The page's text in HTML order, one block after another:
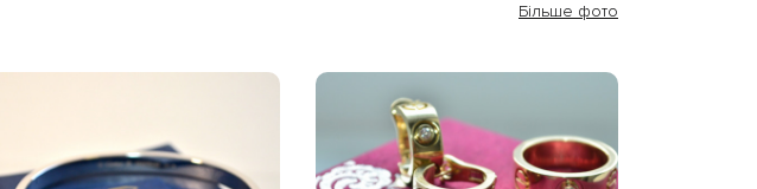
Більше фото